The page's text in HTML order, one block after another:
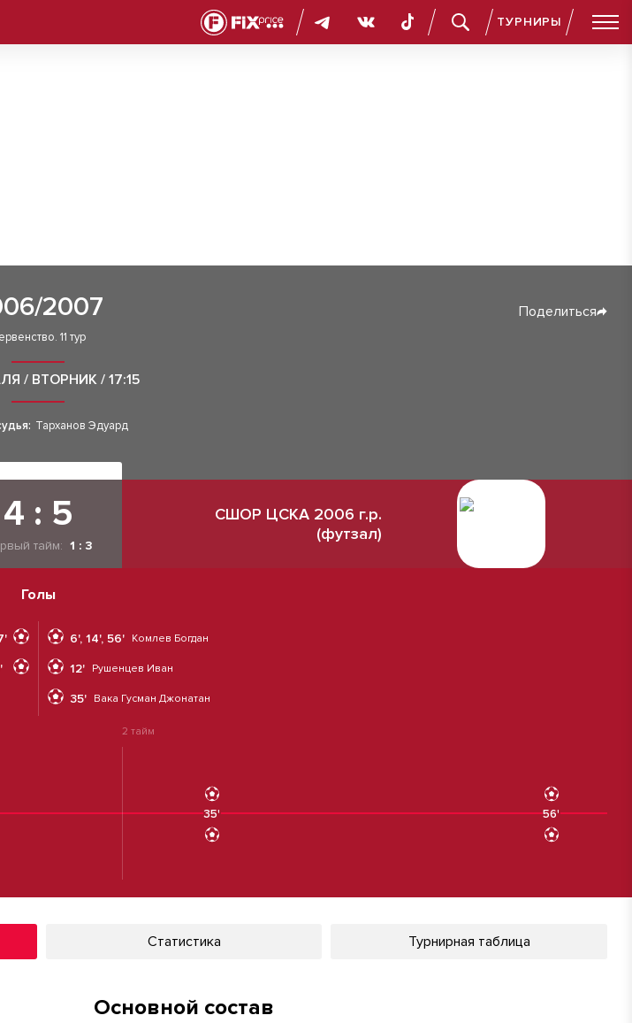
ТУРНИРЫ
2007 Поделиться
11 тур
/ ВТОРНИК / 17:15
Тарханов Эдуард
4 : 5
тайм: 1 : 3
СШОР ЦСКА 2006 г.р.
(футзал)
Голы
Комлев Богдан
6', 14', 56'
Рушенцев Иван
12'
Вака Гусман Джонатан
35'
2 тайм
35'
35' 56'
56'
Статистика Турнирная таблица
Основной состав